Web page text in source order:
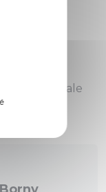
générale